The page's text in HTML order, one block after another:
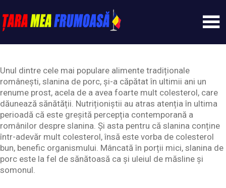
to
content
Tarameafrumoasa
Unul dintre cele mai populare alimente tradiționale
românești, slanina de porc, și-a căpătat în ultimii ani un
renume prost, acela de a avea foarte mult colesterol, care
dăunează sănătății. Nutriționiștii au atras atenția în ultima
perioadă că este greșită percepția contemporană a
românilor despre slanina. Și asta pentru că slanina conține
într-adevăr mult colesterol, însă este vorba de colesterol
bun, benefic organismului. Mâncată în porții mici, slanina de
porc este la fel de sănătoasă ca și uleiul de măsline și
somonul.